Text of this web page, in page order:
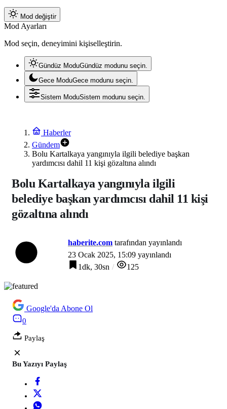
Mod değiştir
Mod Ayarları
Mod seçin, deneyimini kişiselleştirin.
Gündüz ModuGündüz modunu seçin.
Gece ModuGece modunu seçin.
Sistem ModuSistem modunu seçin.
Haberler
Gündem
Bolu Kartalkaya yangınıyla ilgili belediye başkan
yardımcısı dahil 11 kişi gözaltına alındı
Bolu Kartalkaya yangınıyla ilgili
belediye başkan yardımcısı dahil 11 kişi
gözaltına alındı
haberite.com tarafından yayınlandı
23 Ocak 2025, 15:09 yayınlandı
1dk, 30sn
125
Google'da Abone Ol
0
Paylaş
Bu Yazıyı Paylaş